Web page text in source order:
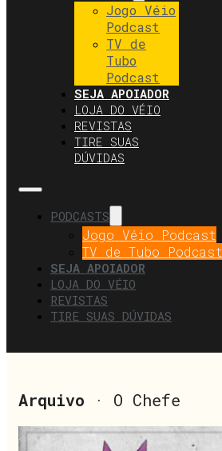
Jogo Véio
Podcast
TV de
Tubo
Podcast
SEJA APOIADOR
LOJA DO VÉIO
REVISTAS
TIRE SUAS
DÚVIDAS
PODCASTS
Jogo Véio Podcast
TV de Tubo Podcast
SEJA APOIADOR
LOJA DO VÉIO
REVISTAS
TIRE SUAS DÚVIDAS
Arquivo · O Chefe